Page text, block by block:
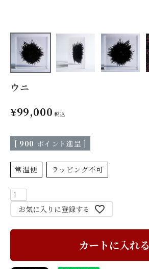
ウニ
¥99,000 税込
[ 900 ポイント進呈 ]
常温便 ラッピング不可
お気に入りに登録する
カートに入れる